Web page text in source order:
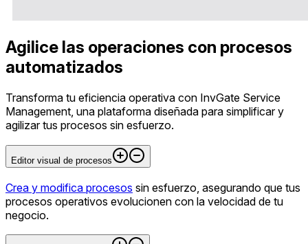
Agilice las operaciones con procesos
automatizados
Transforma tu eficiencia operativa con InvGate Service
Management, una plataforma diseñada para simplificar y
agilizar tus procesos sin esfuerzo.
Editor visual de procesos
Crea y modifica procesos sin esfuerzo, asegurando que tus
procesos operativos evolucionen con la velocidad de tu
negocio.